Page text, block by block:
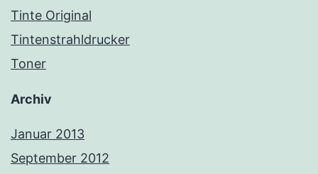
Tinte Original
Tintenstrahldrucker
Toner
Archiv
Januar 2013
September 2012